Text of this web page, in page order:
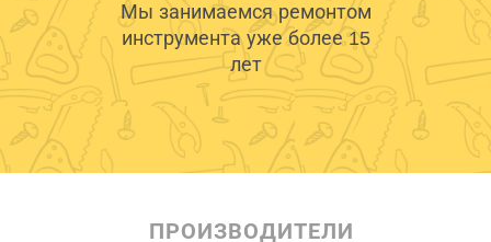
Мы занимаемся ремонтом
инструмента уже более 15
лет
ПРОИЗВОДИТЕЛИ